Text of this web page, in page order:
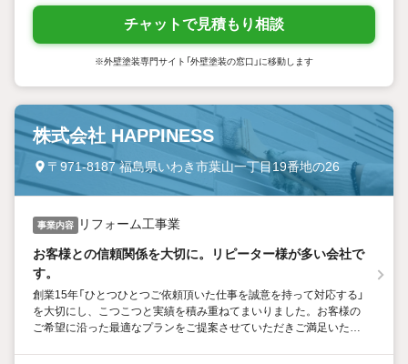
チャットで見積もり相談
※外壁塗装専門サイト「外壁塗装の窓口」に移動します
株式会社 HAPPINESS
〒971-8187 福島県いわき市葉山一丁目19番地の26
事業内容 リフォーム工事業
お客様との信頼関係を大切に。リピーター様が多い会社で
す。
創業15年「ひとつひとつご依頼頂いた仕事を誠意を持って対応する」
を大切にし、こつこつと実績を積み重ねてまいりました。お客様の
ご希望に沿った最適なプランをご提案させていただきご満足いただ